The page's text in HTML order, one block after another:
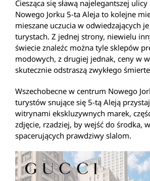
Ciesząca się sławą najelegantszej
Nowego Jorku 5-ta Aleja to kolejne
mieszane uczucia w odwiedzających
turystach. Z jednej strony, niewielu
świecie znaleźc można tyle sklepów
modowych, z drugiej jednak, ceny w
skutecznie odstraszą zwykłego
Wszechobecne w centrum Nowego
turystów snujące się 5-tą Aleją
witrynami ekskluzywnych marek,
zdjęcie, rzadziej, by wejść do środka,
spacerujących prawdziwy slalom.